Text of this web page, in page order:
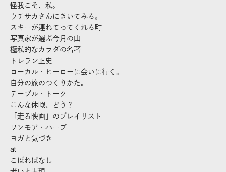
怪我こそ、私。
ウチサカさんにきいてみる。
スキーが連れてってくれる町
写真家が選ぶ今月の山
極私的なカラダの名著
トレラン正史
ローカル・ヒーローに会いに行く。
自分の旅のつくりかた。
テーブル・トーク
こんな休暇、どう？
「走る映画」のプレイリスト
ワンモア・ハーブ
ヨガと気づき
at
こぼればなし